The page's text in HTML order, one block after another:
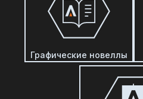
Графические новеллы